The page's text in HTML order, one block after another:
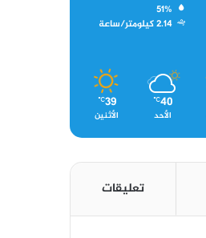
51%
2.14 كيلومتر/ساعة
40
℃
الأحد
39
℃
الأثنين
تعليقات